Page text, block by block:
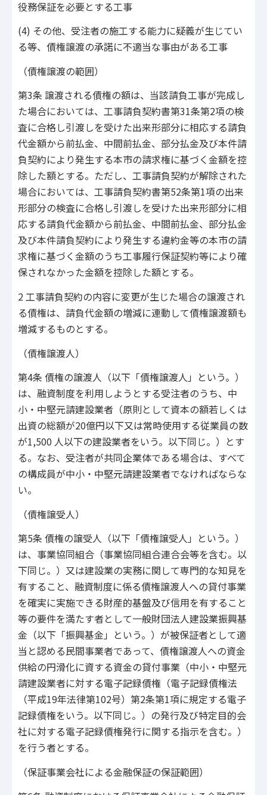
役務保証を必要とする工事
(4) その他、受注者の施工する能力に疑義が生じてい
る等、債権譲渡の承諾に不適当な事由がある工事
（債権譲渡の範囲）
第3条 譲渡される債権の額は、当該請負工事が完成し
た場合においては、工事請負契約書第31条第2項の検
査に合格し引渡しを受けた出来形部分に相応する請負
代金額から前払金、中間前払金、部分払金及び本件請
負契約により発生する本市の請求権に基づく金額を控
除した額とする。ただし、工事請負契約が解除された
場合においては、工事請負契約書第52条第1項の出来
形部分の検査に合格し引渡しを受けた出来形部分に相
応する請負代金額から前払金、中間前払金、部分払金
及び本件請負契約により発生する違約金等の本市の請
求権に基づく金額のうち工事履行保証契約等により確
保されなかった金額を控除した額とする。
2 工事請負契約の内容に変更が生じた場合の譲渡され
る債権は、請負代金額の増減に連動して債権譲渡額も
増減するものとする。
（債権譲渡人）
第4条 債権の譲渡人（以下「債権譲渡人」という。）
は、融資制度を利用しようとする受注者のうち、中
小・中堅元請建設業者（原則として資本の額若しくは
出資の総額が20億円以下又は常時使用する従業員の数
が1,500 人以下の建設業者をいう。以下同じ。）とす
る。なお、受注者が共同企業体である場合は、すべて
の構成員が中小・中堅元請建設業者でなければならな
い。
（債権譲受人）
第5条 債権の譲受人（以下「債権譲受人」という。）
は、事業協同組合（事業協同組合連合会等を含む。以
下同じ。）又は建設業の実務に関して専門的な知見を
有すること、融資制度に係る債権譲渡人への貸付事業
を確実に実施できる財産的基盤及び信用を有すること
等の要件を満たす者として一般財団法人建設業振興基
金（以下「振興基金」という。）が被保証者として適
当と認める民間事業者であって、債権譲渡人への資金
供給の円滑化に資する資金の貸付事業（中小・中堅元
請建設業者に対する電子記録債権（電子記録債権法
（平成19年法律第102号）第2条第1項に規定する電子
記録債権をいう。以下同じ。）の発行及び特定目的会
社に対する電子記録債権発行に関する指示を含む。）
を行う者とする。
（保証事業会社による金融保証の保証範囲）